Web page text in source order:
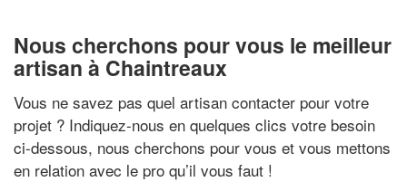
Nous cherchons pour vous le meilleur
artisan à Chaintreaux
Vous ne savez pas quel artisan contacter pour votre
projet ? Indiquez-nous en quelques clics votre besoin
ci-dessous, nous cherchons pour vous et vous mettons
en relation avec le pro qu’il vous faut !